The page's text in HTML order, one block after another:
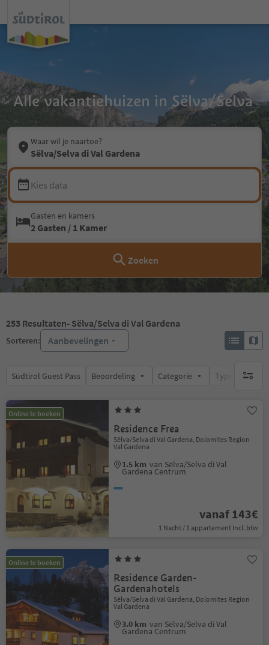
Alle vakantiehuizen in Sëlva/Selva
Waar wil je naartoe?
Sëlva/Selva di Val Gardena
Kies data
Gasten en kamers
2 Gasten / 1 Kamer
Zoeken
253 Resultaten- Sëlva/Selva di Val Gardena
Sorteren: Aanbevelingen
Südtirol Guest Pass Beoordeling Categorie Type catering
geen
Online te boeken
Residence Frea
Sëlva/Selva di Val Gardena, Dolomites Region
Val Gardena
1.5 km van Sëlva/Selva di Val
Gardena Centrum
vanaf 143€
1 Nacht / 1 appartement Incl. btw
Online te boeken
Residence Garden-
Gardenahotels
Sëlva/Selva di Val Gardena, Dolomites Region
Val Gardena
3.0 km van Sëlva/Selva di Val
Gardena Centrum